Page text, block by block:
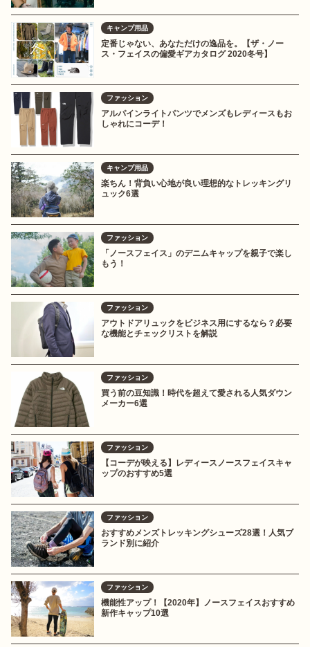
キャンプ用品
定番じゃない、あなただけの逸品を。【ザ・ノー
ス・フェイスの偏愛ギアカタログ 2020冬号】
ファッション
アルパインライトパンツでメンズもレディースもお
しゃれにコーデ！
キャンプ用品
楽ちん！背負い心地が良い理想的なトレッキングリ
ュック6選
ファッション
「ノースフェイス」のデニムキャップを親子で楽し
もう！
ファッション
アウトドアリュックをビジネス用にするなら？必要
な機能とチェックリストを解説
ファッション
買う前の豆知識！時代を超えて愛される人気ダウン
メーカー6選
ファッション
【コーデが映える】レディースノースフェイスキャ
ップのおすすめ5選
ファッション
おすすめメンズトレッキングシューズ28選！人気ブ
ランド別に紹介
ファッション
機能性アップ！【2020年】ノースフェイスおすすめ
新作キャップ10選